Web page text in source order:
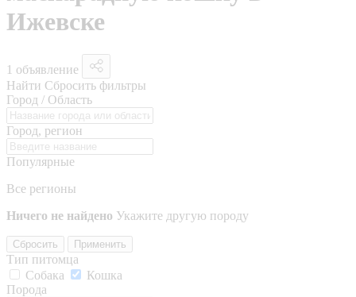
Ижевске
1 объявление
Найти Сбросить фильтры
Город / Область
Город, регион
Популярные
Все регионы
Ничего не найдено Укажите другую породу
Сбросить Применить
Тип питомца
Собака
Кошка
Порода